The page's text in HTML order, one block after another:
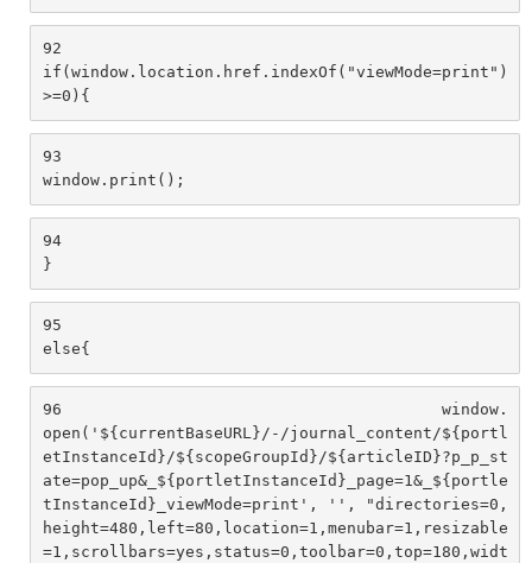
92
if(window.location.href.indexOf("viewMode=print")
>=0){
93
window.print();
94
}
95
else{
96
                                        window.
open('${currentBaseURL}/-/journal_content/${portl
etInstanceId}/${scopeGroupId}/${articleID}?p_p_st
ate=pop_up&_${portletInstanceId}_page=1&_${portle
tInstanceId}_viewMode=print', '', "directories=0,
height=480,left=80,location=1,menubar=1,resizable
=1,scrollbars=yes,status=0,toolbar=0,top=180,widt